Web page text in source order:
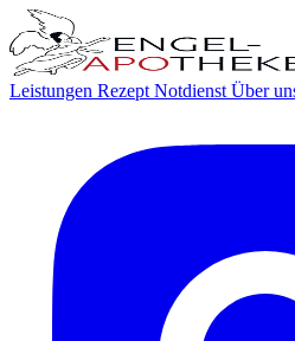
Leistungen Rezept Notdienst Über